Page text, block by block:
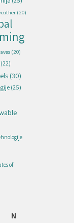
(20)
(20)
(22)
(30)
(25)
of
N